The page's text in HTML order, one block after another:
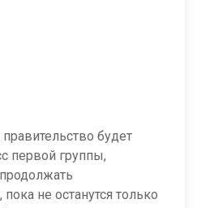
будет
первой группы,
не останутся только